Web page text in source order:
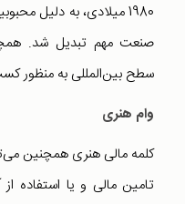
1980 میلادی، به دلیل
صنعت مهم تبدیل شد.
سطح بین‌المللی به منظور
وام هنری
کلمه مالی هنری همچنین
تامین مالی و یا استفاده